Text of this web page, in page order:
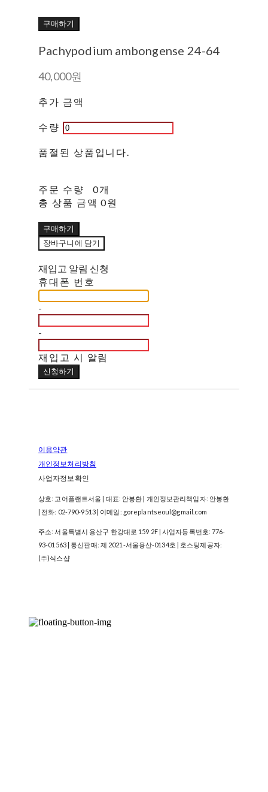
구매하기
Pachypodium ambongense 24-64
40,000원
추가 금액
수량
품절된 상품입니다.
주문 수량
0개
총 상품 금액 0원
구매하기
장바구니에 담기
재입고 알림 신청
휴대폰 번호
-
-
재입고 시 알림
신청하기
이용약관
개인정보처리방침
사업자정보확인
상호: 고어플랜트서울 | 대표: 안봉환 | 개인정보관리책임자: 안봉환
| 전화: 02-790-9513 | 이메일: goreplantseoul@gmail.com
주소: 서울특별시 용산구 한강대로 159 2F | 사업자등록번호:776-
93-01563| 통신판매: 제 2021-서울용산-0134호 | 호스팅제공자:
(주)식스샵